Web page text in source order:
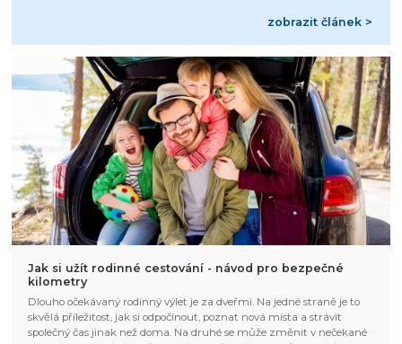
zobrazit článek >
Jak si užít rodinné cestování - návod pro bezpečné
kilometry
Dlouho očekávaný rodinný výlet je za dveřmi. Na jedné straně je to
skvělá příležitost, jak si odpočinout, poznat nová místa a strávit
společný čas jinak než doma. Na druhé se může změnit v nečekané